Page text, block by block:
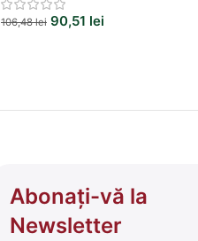
106,48lei 90,51 lei
Abonați-vă la
Newsletter